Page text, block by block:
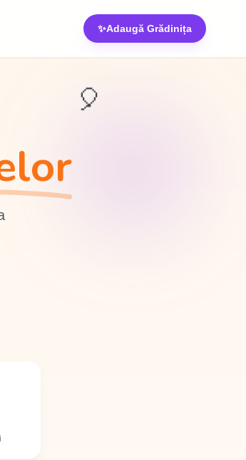
✨Adaugă Grădinița
🎈